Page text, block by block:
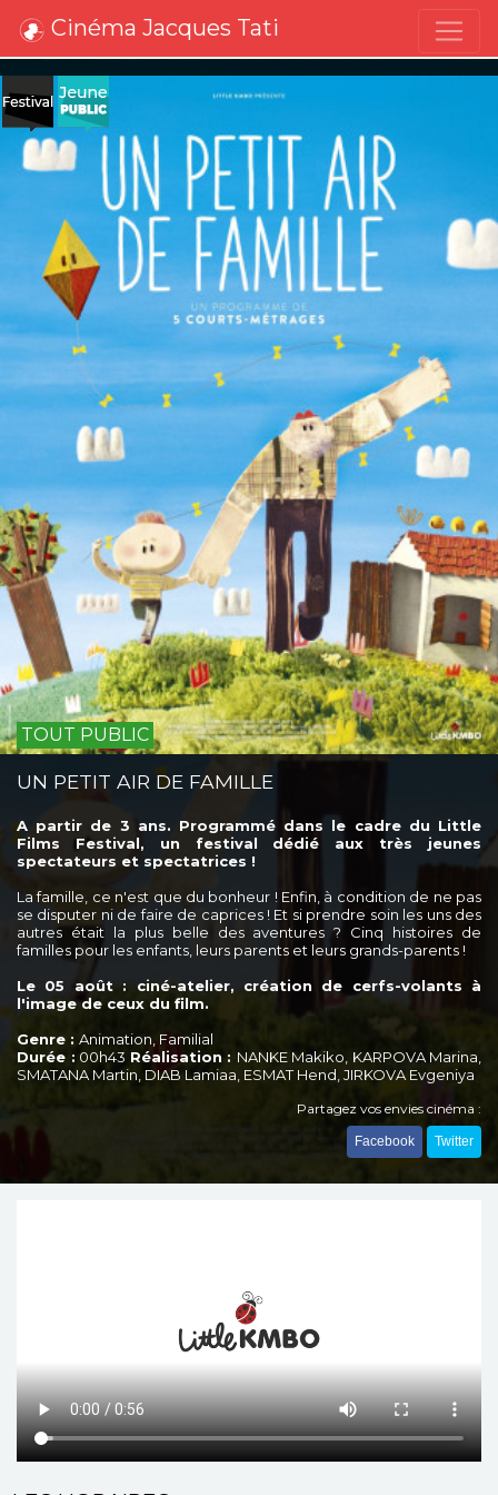
Cinéma Jacques Tati
TOUT PUBLIC
UN PETIT AIR DE FAMILLE
A partir de 3 ans. Programmé dans le cadre du Little
Films Festival, un festival dédié aux très jeunes
spectateurs et spectatrices !
La famille, ce n'est que du bonheur ! Enfin, à condition de ne pas
se disputer ni de faire de caprices ! Et si prendre soin les uns des
autres était la plus belle des aventures ? Cinq histoires de
familles pour les enfants, leurs parents et leurs grands-parents !
Le 05 août : ciné-atelier, création de cerfs-volants à
l'image de ceux du film.
Genre : Animation, Familial
Durée : 00h43 Réalisation : NANKE Makiko, KARPOVA Marina,
SMATANA Martin, DIAB Lamiaa, ESMAT Hend, JIRKOVA Evgeniya
Partagez vos envies cinéma :
Facebook Twitter